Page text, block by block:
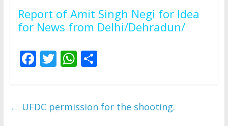
Report of Amit Singh Negi for Idea
for News from Delhi/Dehradun/
F
b
T
er
W
s
S
e
← UFDC permission for the shooting.